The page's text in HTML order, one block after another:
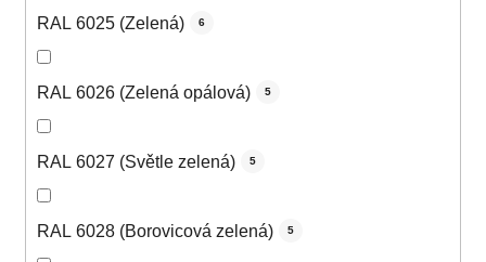
RAL 6025 (Zelená) 6
RAL 6026 (Zelená opálová) 5
RAL 6027 (Světle zelená) 5
RAL 6028 (Borovicová zelená) 5